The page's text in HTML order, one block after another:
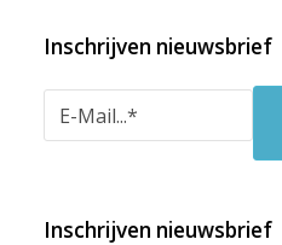
Inschrijven nieuwsbrief
Inschrijven nieuwsbrief